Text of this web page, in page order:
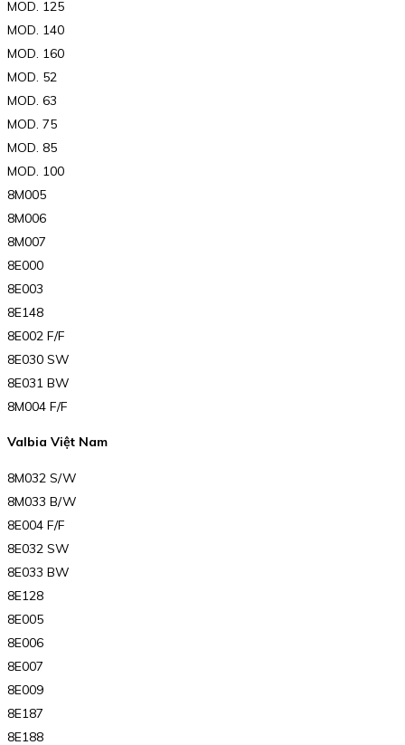
MOD. 125
MOD. 140
MOD. 160
MOD. 52
MOD. 63
MOD. 75
MOD. 85
MOD. 100
8M005
8M006
8M007
8E000
8E003
8E148
8E002 F/F
8E030 SW
8E031 BW
8M004 F/F
Valbia Việt Nam
8M032 S/W
8M033 B/W
8E004 F/F
8E032 SW
8E033 BW
8E128
8E005
8E006
8E007
8E009
8E187
8E188